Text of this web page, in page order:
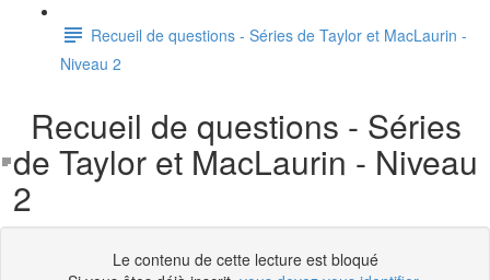
Recueil de questions - Séries de Taylor et MacLaurin -
Niveau 2
Recueil de questions - Séries
de Taylor et MacLaurin - Niveau
2
Le contenu de cette lecture est bloqué